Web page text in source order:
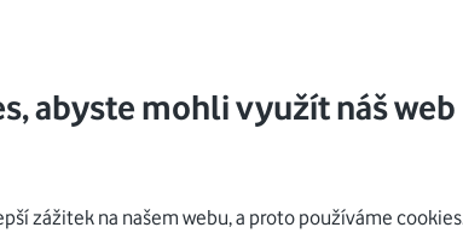
abyste mohli využít náš web
zážitek na našem webu, a proto používáme